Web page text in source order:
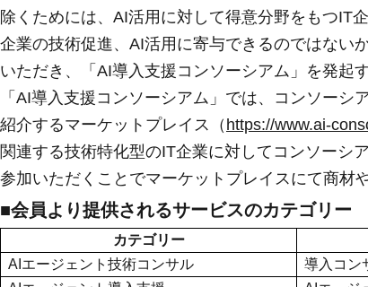
除くためには、AI活用に対して得意分野をもつIT
企業の技術促進、AI活用に寄与できるのではない
いただき、「AI導入支援コンソーシアム」を発起
「AI導入支援コンソーシアム」では、コンソー
紹介するマーケットプレイス（ https://www.ai-
関連する技術特化型のIT企業に対してコンソーシ
参加いただくことでマーケットプレイスにて商材
■会員より提供されるサービスのカテゴリー
カテゴリー
AIエージェント技術コンサル
導入コン